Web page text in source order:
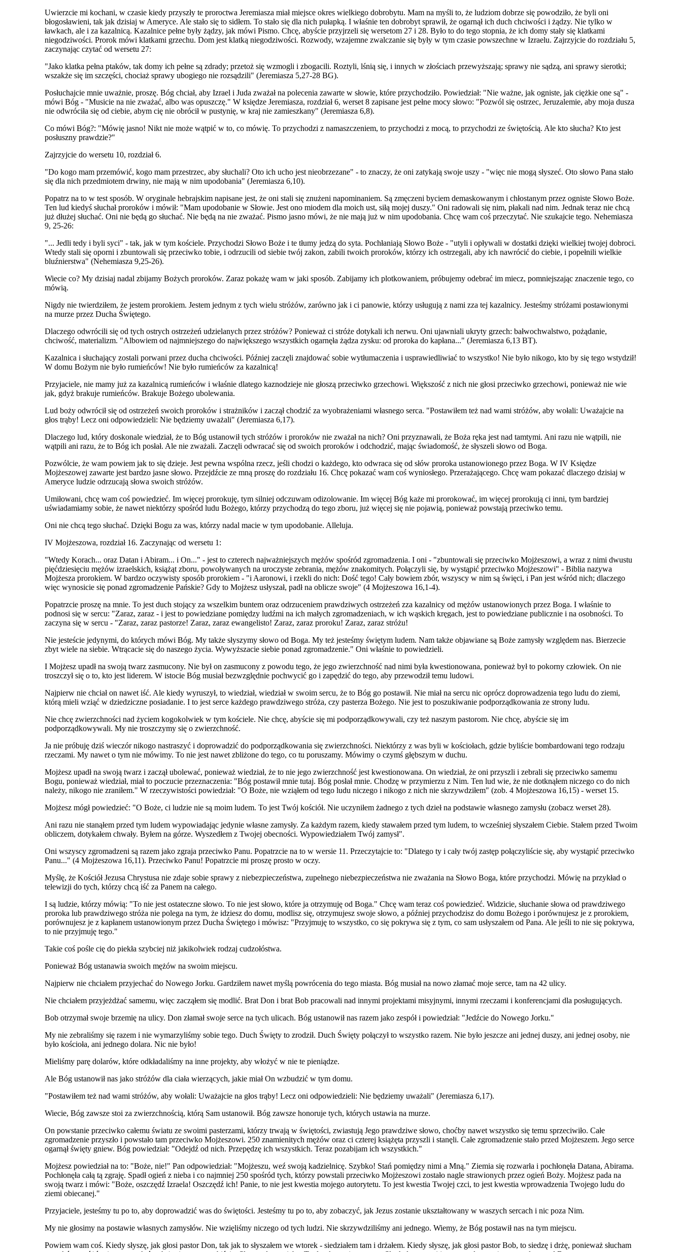
Uwierzcie mi kochani, w czasie kiedy przyszły te proroctwa Jeremiasza miał miejsce okres wielkiego dobrobytu. Mam na myśli to, że ludziom dobrze się powodziło, że byli oni
błogosławieni, tak jak dzisiaj w Ameryce. Ale stało się to sidłem. To stało się dla nich pułapką. I właśnie ten dobrobyt sprawił, że ogarnął ich duch chciwości i żądzy. Nie tylko w
ławkach, ale i za kazalnicą. Kazalnice pełne były żądzy, jak mówi Pismo. Chcę, abyście przyjrzeli się wersetom 27 i 28. Było to do tego stopnia, że ich domy stały się klatkami
niegodziwości. Prorok mówi klatkami grzechu. Dom jest klatką niegodziwości. Rozwody, wzajemne zwalczanie się były w tym czasie powszechne w Izraelu. Zajrzyjcie do rozdziału 5,
zaczynając czytać od wersetu 27:
"Jako klatka pełna ptaków, tak domy ich pełne są zdrady; przetoż się wzmogli i zbogacili. Roztyli, lśnią się, i innych w złościach przewyższają; sprawy nie sądzą, ani sprawy sierotki;
wszakże się im szczęści, chociaż sprawy ubogiego nie rozsądzili" (Jeremiasza 5,27-28 BG).
Posłuchajcie mnie uważnie, proszę. Bóg chciał, aby Izrael i Juda zważał na polecenia zawarte w słowie, które przychodziło. Powiedział: "Nie ważne, jak ogniste, jak ciężkie one są" -
mówi Bóg - "Musicie na nie zważać, albo was opuszczę." W księdze Jeremiasza, rozdział 6, werset 8 zapisane jest pełne mocy słowo: "Pozwól się ostrzec, Jeruzalemie, aby moja dusza
nie odwróciła się od ciebie, abym cię nie obrócił w pustynię, w kraj nie zamieszkany" (Jeremiasza 6,8).
Co mówi Bóg?: "Mówię jasno! Nikt nie może wątpić w to, co mówię. To przychodzi z namaszczeniem, to przychodzi z mocą, to przychodzi ze świętością. Ale kto słucha? Kto jest
posłuszny prawdzie?"
Zajrzyjcie do wersetu 10, rozdział 6.
"Do kogo mam przemówić, kogo mam przestrzec, aby słuchali? Oto ich ucho jest nieobrzezane" - to znaczy, że oni zatykają swoje uszy - "więc nie mogą słyszeć. Oto słowo Pana stało
się dla nich przedmiotem drwiny, nie mają w nim upodobania" (Jeremiasza 6,10).
Popatrz na to w test sposób. W oryginale hebrajskim napisane jest, że oni stali się znużeni napominaniem. Są zmęczeni byciem demaskowanym i chłostanym przez ogniste Słowo Boże.
Ten lud kiedyś słuchał proroków i mówił: "Mam upodobanie w Słowie. Jest ono miodem dla moich ust, siłą mojej duszy." Oni radowali się nim, płakali nad nim. Jednak teraz nie chcą
już dłużej słuchać. Oni nie będą go słuchać. Nie będą na nie zważać. Pismo jasno mówi, że nie mają już w nim upodobania. Chcę wam coś przeczytać. Nie szukajcie tego. Nehemiasza
9, 25-26:
"... Jedli tedy i byli syci" - tak, jak w tym kościele. Przychodzi Słowo Boże i te tłumy jedzą do syta. Pochłaniają Słowo Boże - "utyli i opływali w dostatki dzięki wielkiej twojej dobroci.
Wtedy stali się oporni i zbuntowali się przeciwko tobie, i odrzucili od siebie twój zakon, zabili twoich proroków, którzy ich ostrzegali, aby ich nawrócić do ciebie, i popełnili wielkie
bluźnierstwa" (Nehemiasza 9,25-26).
Wiecie co? My dzisiaj nadal zbijamy Bożych proroków. Zaraz pokażę wam w jaki sposób. Zabijamy ich plotkowaniem, próbujemy odebrać im miecz, pomniejszając znaczenie tego, co
mówią.
Nigdy nie twierdziłem, że jestem prorokiem. Jestem jednym z tych wielu stróżów, zarówno jak i ci panowie, którzy usługują z nami zza tej kazalnicy. Jesteśmy stróżami postawionymi
na murze przez Ducha Świętego.
Dlaczego odwrócili się od tych ostrych ostrzeżeń udzielanych przez stróżów? Ponieważ ci stróże dotykali ich nerwu. Oni ujawniali ukryty grzech: bałwochwalstwo, pożądanie,
chciwość, materializm. "Albowiem od najmniejszego do największego wszystkich ogarnęła żądza zysku: od proroka do kapłana..." (Jeremiasza 6,13 BT).
Kazalnica i słuchający zostali porwani przez ducha chciwości. Później zaczęli znajdować sobie wytłumaczenia i usprawiedliwiać to wszystko! Nie było nikogo, kto by się tego wstydził!
W domu Bożym nie było rumieńców! Nie było rumieńców za kazalnicą!
Przyjaciele, nie mamy już za kazalnicą rumieńców i właśnie dlatego kaznodzieje nie głoszą przeciwko grzechowi. Większość z nich nie głosi przeciwko grzechowi, ponieważ nie wie
jak, gdyż brakuje rumieńców. Brakuje Bożego ubolewania.
Lud boży odwrócił się od ostrzeżeń swoich proroków i strażników i zaczął chodzić za wyobrażeniami własnego serca. "Postawiłem też nad wami stróżów, aby wołali: Uważajcie na
głos trąby! Lecz oni odpowiedzieli: Nie będziemy uważali" (Jeremiasza 6,17).
Dlaczego lud, który doskonale wiedział, że to Bóg ustanowił tych stróżów i proroków nie zważał na nich? Oni przyznawali, że Boża ręka jest nad tamtymi. Ani razu nie wątpili, nie
wątpili ani razu, że to Bóg ich posłał. Ale nie zważali. Zaczęli odwracać się od swoich proroków i odchodzić, mając świadomość, że słyszeli słowo od Boga.
Pozwólcie, że wam powiem jak to się dzieje. Jest pewna wspólna rzecz, jeśli chodzi o każdego, kto odwraca się od słów proroka ustanowionego przez Boga. W IV Księdze
Mojżeszowej zawarte jest bardzo jasne słowo. Przejdźcie ze mną proszę do rozdziału 16. Chcę pokazać wam coś wyniosłego. Przerażającego. Chcę wam pokazać dlaczego dzisiaj w
Ameryce ludzie odrzucają słowa swoich stróżów.
Umiłowani, chcę wam coś powiedzieć. Im więcej prorokuję, tym silniej odczuwam odizolowanie. Im więcej Bóg każe mi prorokować, im więcej prorokują ci inni, tym bardziej
uświadamiamy sobie, że nawet niektórzy spośród ludu Bożego, którzy przychodzą do tego zboru, już więcej się nie pojawią, ponieważ powstają przeciwko temu.
Oni nie chcą tego słuchać. Dzięki Bogu za was, którzy nadal macie w tym upodobanie. Alleluja.
IV Mojżeszowa, rozdział 16. Zaczynając od wersetu 1:
"Wtedy Korach... oraz Datan i Abiram... i On..." - jest to czterech najważniejszych mężów spośród zgromadzenia. I oni - "zbuntowali się przeciwko Mojżeszowi, a wraz z nimi dwustu
pięćdziesięciu mężów izraelskich, książąt zboru, powoływanych na uroczyste zebrania, mężów znakomitych. Połączyli się, by wystąpić przeciwko Mojżeszowi" - Biblia nazywa
Mojżesza prorokiem. W bardzo oczywisty sposób prorokiem - "i Aaronowi, i rzekli do nich: Dość tego! Cały bowiem zbór, wszyscy w nim są święci, i Pan jest wśród nich; dlaczego
więc wynosicie się ponad zgromadzenie Pańskie? Gdy to Mojżesz usłyszał, padł na oblicze swoje" (4 Mojżeszowa 16,1-4).
Popatrzcie proszę na mnie. To jest duch stojący za wszelkim buntem oraz odrzuceniem prawdziwych ostrzeżeń zza kazalnicy od mężów ustanowionych przez Boga. I właśnie to
podnosi się w sercu: "Zaraz, zaraz - i jest to powiedziane pomiędzy ludźmi na ich małych zgromadzeniach, w ich wąskich kręgach, jest to powiedziane publicznie i na osobności. To
zaczyna się w sercu - "Zaraz, zaraz pastorze! Zaraz, zaraz ewangelisto! Zaraz, zaraz proroku! Zaraz, zaraz stróżu!
Nie jesteście jedynymi, do których mówi Bóg. My także słyszymy słowo od Boga. My też jesteśmy świętym ludem. Nam także objawiane są Boże zamysły względem nas. Bierzecie
zbyt wiele na siebie. Wtrącacie się do naszego życia. Wywyższacie siebie ponad zgromadzenie." Oni właśnie to powiedzieli.
I Mojżesz upadł na swoją twarz zasmucony. Nie był on zasmucony z powodu tego, że jego zwierzchność nad nimi była kwestionowana, ponieważ był to pokorny człowiek. On nie
troszczył się o to, kto jest liderem. W istocie Bóg musiał bezwzględnie pochwycić go i zapędzić do tego, aby przewodził temu ludowi.
Najpierw nie chciał on nawet iść. Ale kiedy wyruszył, to wiedział, wiedział w swoim sercu, że to Bóg go postawił. Nie miał na sercu nic oprócz doprowadzenia tego ludu do ziemi,
którą mieli wziąć w dziedziczne posiadanie. I to jest serce każdego prawdziwego stróża, czy pasterza Bożego. Nie jest to poszukiwanie podporządkowania ze strony ludu.
Nie chcę zwierzchności nad życiem kogokolwiek w tym kościele. Nie chcę, abyście się mi podporządkowywali, czy też naszym pastorom. Nie chcę, abyście się im
podporządkowywali. My nie troszczymy się o zwierzchność.
Ja nie próbuję dziś wieczór nikogo nastraszyć i doprowadzić do podporządkowania się zwierzchności. Niektórzy z was byli w kościołach, gdzie byliście bombardowani tego rodzaju
rzeczami. My nawet o tym nie mówimy. To nie jest nawet zbliżone do tego, co tu poruszamy. Mówimy o czymś głębszym w duchu.
Mojżesz upadł na swoją twarz i zaczął ubolewać, ponieważ wiedział, że to nie jego zwierzchność jest kwestionowana. On wiedział, że oni przyszli i zebrali się przeciwko samemu
Bogu, ponieważ wiedział, miał to poczucie przeznaczenia: "Bóg postawił mnie tutaj. Bóg posłał mnie. Chodzę w przymierzu z Nim. Ten lud wie, że nie dotknąłem niczego co do nich
należy, nikogo nie zraniłem." W rzeczywistości powiedział: "O Boże, nie wziąłem od tego ludu niczego i nikogo z nich nie skrzywdziłem" (zob. 4 Mojżeszowa 16,15) - werset 15.
Mojżesz mógł powiedzieć: "O Boże, ci ludzie nie są moim ludem. To jest Twój kościół. Nie uczyniłem żadnego z tych dzieł na podstawie własnego zamysłu (zobacz werset 28).
Ani razu nie stanąłem przed tym ludem wypowiadając jedynie własne zamysły. Za każdym razem, kiedy stawałem przed tym ludem, to wcześniej słyszałem Ciebie. Stałem przed Twoim
obliczem, dotykałem chwały. Byłem na górze. Wyszedłem z Twojej obecności. Wypowiedziałem Twój zamysł".
Oni wszyscy zgromadzeni są razem jako zgraja przeciwko Panu. Popatrzcie na to w wersie 11. Przeczytajcie to: "Dlatego ty i cały twój zastęp połączyliście się, aby wystąpić przeciwko
Panu..." (4 Mojżeszowa 16,11). Przeciwko Panu! Popatrzcie mi proszę prosto w oczy.
Myślę, że Kościół Jezusa Chrystusa nie zdaje sobie sprawy z niebezpieczeństwa, zupełnego niebezpieczeństwa nie zważania na Słowo Boga, które przychodzi. Mówię na przykład o
telewizji do tych, którzy chcą iść za Panem na całego.
I są ludzie, którzy mówią: "To nie jest ostateczne słowo. To nie jest słowo, które ja otrzymuję od Boga." Chcę wam teraz coś powiedzieć. Widzicie, słuchanie słowa od prawdziwego
proroka lub prawdziwego stróża nie polega na tym, że idziesz do domu, modlisz się, otrzymujesz swoje słowo, a później przychodzisz do domu Bożego i porównujesz je z prorokiem,
porównujesz je z kapłanem ustanowionym przez Ducha Świętego i mówisz: "Przyjmuję to wszystko, co się pokrywa się z tym, co sam usłyszałem od Pana. Ale jeśli to nie się pokrywa,
to nie przyjmuję tego."
Takie coś pośle cię do piekła szybciej niż jakikolwiek rodzaj cudzołóstwa.
Ponieważ Bóg ustanawia swoich mężów na swoim miejscu.
Najpierw nie chciałem przyjechać do Nowego Jorku. Gardziłem nawet myślą powrócenia do tego miasta. Bóg musiał na nowo złamać moje serce, tam na 42 ulicy.
Nie chciałem przyjeżdżać samemu, więc zacząłem się modlić. Brat Don i brat Bob pracowali nad innymi projektami misyjnymi, innymi rzeczami i konferencjami dla posługujących.
Bob otrzymał swoje brzemię na ulicy. Don złamał swoje serce na tych ulicach. Bóg ustanowił nas razem jako zespół i powiedział: "Jedźcie do Nowego Jorku."
My nie zebraliśmy się razem i nie wymarzyliśmy sobie tego. Duch Święty to zrodził. Duch Święty połączył to wszystko razem. Nie było jeszcze ani jednej duszy, ani jednej osoby, nie
było kościoła, ani jednego dolara. Nic nie było!
Mieliśmy parę dolarów, które odkładaliśmy na inne projekty, aby włożyć w nie te pieniądze.
Ale Bóg ustanowił nas jako stróżów dla ciała wierzących, jakie miał On wzbudzić w tym domu.
"Postawiłem też nad wami stróżów, aby wołali: Uważajcie na głos trąby! Lecz oni odpowiedzieli: Nie będziemy uważali" (Jeremiasza 6,17).
Wiecie, Bóg zawsze stoi za zwierzchnością, którą Sam ustanowił. Bóg zawsze honoruje tych, których ustawia na murze.
On powstanie przeciwko całemu światu ze swoimi pasterzami, którzy trwają w świętości, zwiastują Jego prawdziwe słowo, choćby nawet wszystko się temu sprzeciwiło. Całe
zgromadzenie przyszło i powstało tam przeciwko Mojżeszowi. 250 znamienitych mężów oraz ci czterej książęta przyszli i stanęli. Całe zgromadzenie stało przed Mojżeszem. Jego serce
ogarnął święty gniew. Bóg powiedział: "Odejdź od nich. Przepędzę ich wszystkich. Teraz pozabijam ich wszystkich."
Mojżesz powiedział na to: "Boże, nie!" Pan odpowiedział: "Mojżeszu, weź swoją kadzielnicę. Szybko! Stań pomiędzy nimi a Mną." Ziemia się rozwarła i pochłonęła Datana, Abirama.
Pochłonęła całą tą zgraję. Spadł ogień z nieba i co najmniej 250 spośród tych, którzy powstali przeciwko Mojżeszowi zostało nagle strawionych przez ogień Boży. Mojżesz pada na
swoją twarz i mówi: "Boże, oszczędź Izraela! Oszczędź ich! Panie, to nie jest kwestia mojego autorytetu. To jest kwestia Twojej czci, to jest kwestia wprowadzenia Twojego ludu do
ziemi obiecanej."
Przyjaciele, jesteśmy tu po to, aby doprowadzić was do świętości. Jesteśmy tu po to, aby zobaczyć, jak Jezus zostanie ukształtowany w waszych sercach i nic poza Nim.
My nie głosimy na postawie własnych zamysłów. Nie wzięliśmy niczego od tych ludzi. Nie skrzywdziliśmy ani jednego. Wiemy, że Bóg postawił nas na tym miejscu.
Powiem wam coś. Kiedy słyszę, jak głosi pastor Don, tak jak to słyszałem we wtorek - siedziałem tam i drżałem. Kiedy słyszę, jak głosi pastor Bob, to siedzę i drżę, ponieważ słucham